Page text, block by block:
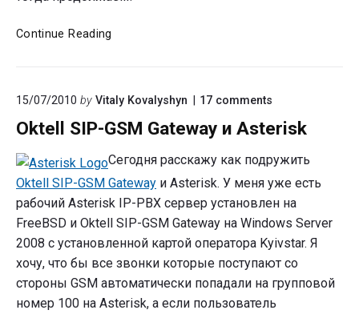
Continue Reading
Oktell
на
базе
Asterisk
15/07/2010 by Vitaly Kovalyshyn 17 comments
SIP-
Gateway
Asterisk"
Oktell SIP-GSM Gateway и Asterisk
Сегодня расскажу как подружить
Oktell SIP-GSM Gateway и Asterisk. У меня уже есть
рабочий Asterisk IP-PBX сервер установлен на
FreeBSD и Oktell SIP-GSM Gateway на Windows Server
2008 с установленной картой оператора Kyivstar. Я
хочу, что бы все звонки которые поступают со
стороны GSM автоматически попадали на групповой
номер 100 на Asterisk, а если пользователь